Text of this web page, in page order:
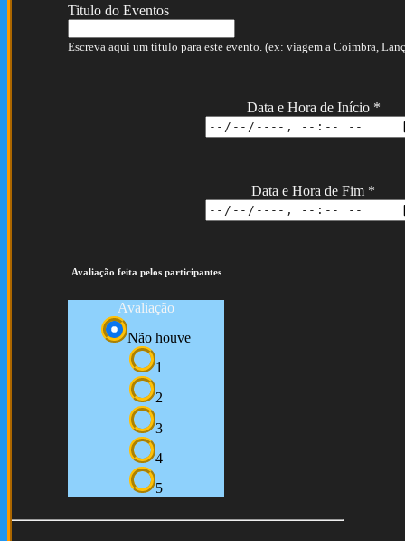
Titulo do Eventos
Escreva aqui um título para este evento. (ex: viagem a Coimbra,
Data e Hora de Início *
Data e Hora de Fim *
Avaliação feita pelos participantes
Avaliação
Não houve
1
2
3
4
5